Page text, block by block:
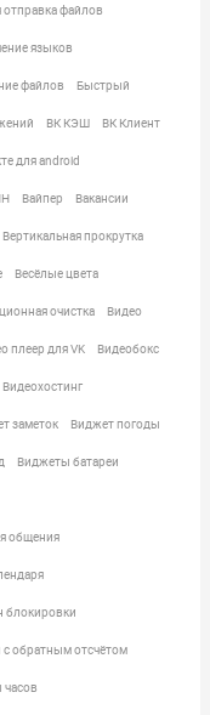
отправка файлов
языков
файлов Быстрый
ВК КЭШ ВК Клиент
для android
Вайпер Вакансии
Вертикальная прокрутка
Весёлые цвета
очистка Видео
плеер для VK Видеобокс
Видеохостинг
заметок Виджет погоды
Виджеты батареи
общения
блокировки
обратным отсчётом